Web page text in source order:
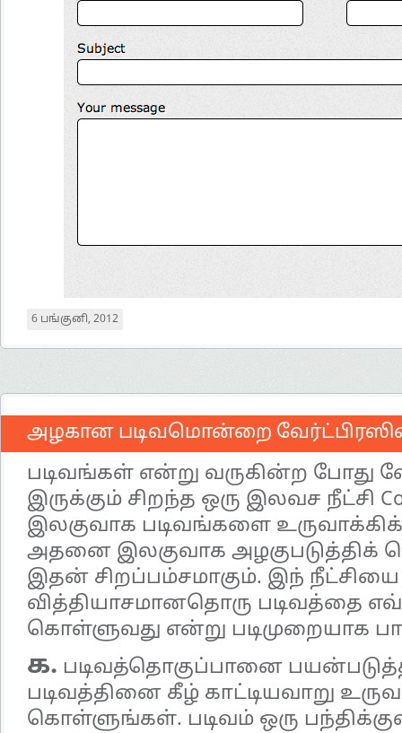
6 பங்குனி, 2012
அழகான படிவமொன்றை
படிவங்கள் என்று வருகின்ற போது
இருக்கும் சிறந்த ஒரு இலவச நீட்சி
இலகுவாக படிவங்களை
அதனை இலகுவாக அழகுபடுத்திக்
இதன் சிறப்பம்சமாகும். இந்
வித்தியாசமானதொரு படிவத்தை
கொள்ளுவது என்று படிமுறையாக
௧. படிவத்தொகுப்பானை
படிவத்தினை கீழ் காட்டியவாறு
கொள்ளுங்கள். படிவம் ஒரு